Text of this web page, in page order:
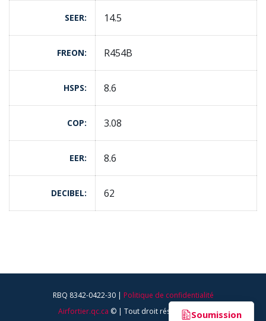
SEER 14.5
FREON R454B
HSPS 8.6
COP 3.08
EER 8.6
DECIBEL 62
RBQ 8342-0422-30 | Politique de confidentialité
Airfortier.qc.ca © | Tout droit réservé - 2025Soumission